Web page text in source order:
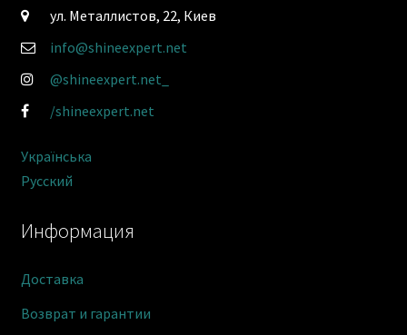
Информация
Доставка
Возврат и гарантии
ул. Металлистов, 22, Киев
info@shineexpert.net
@shineexpert.net_
/shineexpert.net
Українська
Русский